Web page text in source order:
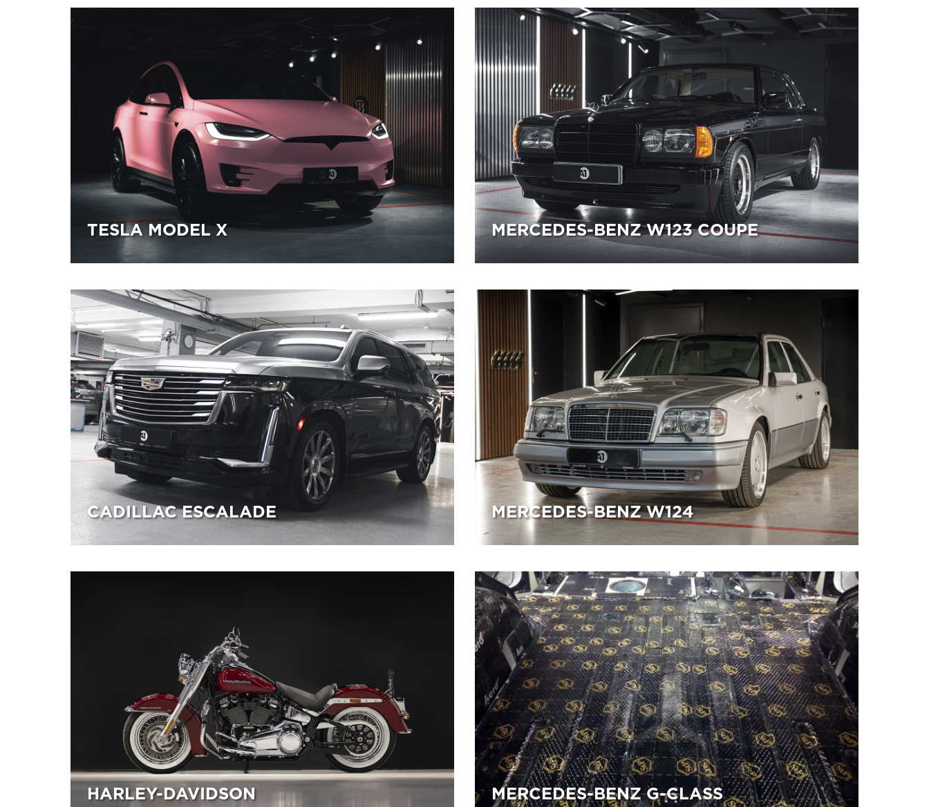
TESLA MODEL X MERCEDES-BENZ W123 COUPE
CADILLAC ESCALADE MERCEDES-BENZ W124
HARLEY-DAVIDSON MERCEDES-BENZ G-CLASS